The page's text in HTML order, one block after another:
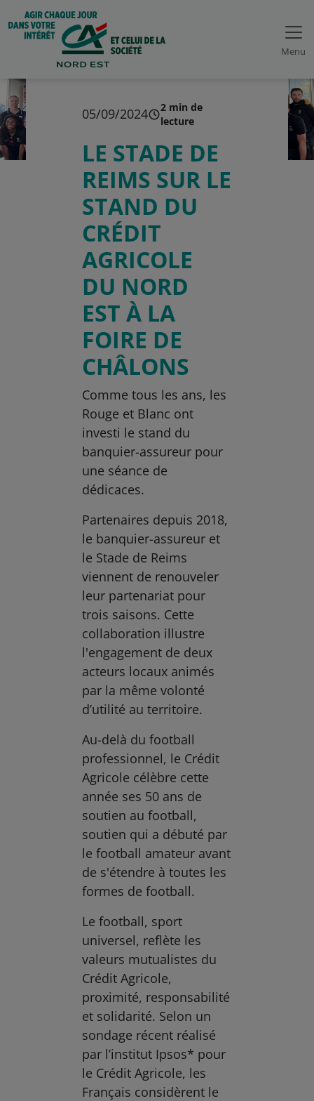
Menu
05/09/2024
2 min de
lecture
LE STADE DE
REIMS SUR LE
STAND DU
CRÉDIT
AGRICOLE
DU NORD
EST À LA
FOIRE DE
CHÂLONS
Comme tous les ans, les
Rouge et Blanc ont
investi le stand du
banquier-assureur pour
une séance de
dédicaces.
Partenaires depuis 2018,
le banquier-assureur et
le Stade de Reims
viennent de renouveler
leur partenariat pour
trois saisons. Cette
collaboration illustre
l'engagement de deux
acteurs locaux animés
par la même volonté
d’utilité au territoire.
Au-delà du football
professionnel, le Crédit
Agricole célèbre cette
année ses 50 ans de
soutien au football,
soutien qui a débuté par
le football amateur avant
de s'étendre à toutes les
formes de football.
Le football, sport
universel, reflète les
valeurs mutualistes du
Crédit Agricole,
proximité, responsabilité
et solidarité. Selon un
sondage récent réalisé
par l’institut Ipsos* pour
le Crédit Agricole, les
Français considèrent le